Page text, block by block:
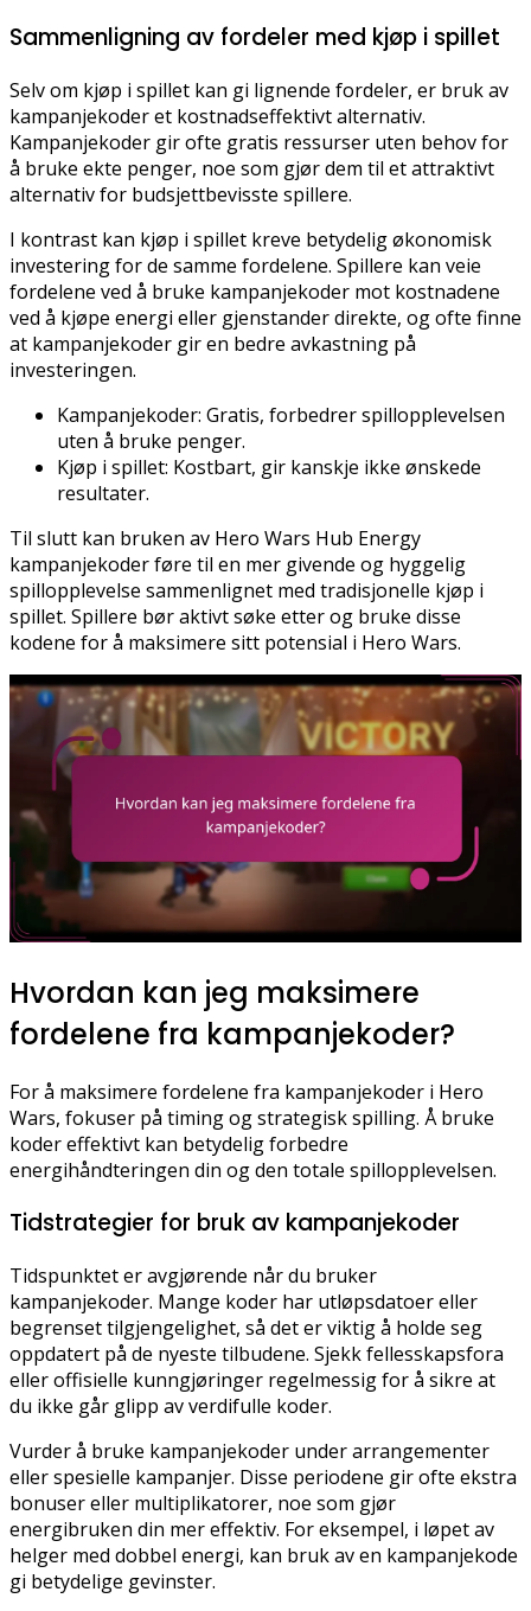
Sammenligning av fordeler med kjøp i spillet
Selv om kjøp i spillet kan gi lignende fordeler, er bruk av
kampanjekoder et kostnadseffektivt alternativ.
Kampanjekoder gir ofte gratis ressurser uten behov for
å bruke ekte penger, noe som gjør dem til et attraktivt
alternativ for budsjettbevisste spillere.
I kontrast kan kjøp i spillet kreve betydelig økonomisk
investering for de samme fordelene. Spillere kan veie
fordelene ved å bruke kampanjekoder mot kostnadene
ved å kjøpe energi eller gjenstander direkte, og ofte finne
at kampanjekoder gir en bedre avkastning på
investeringen.
Kampanjekoder: Gratis, forbedrer spillopplevelsen
uten å bruke penger.
Kjøp i spillet: Kostbart, gir kanskje ikke ønskede
resultater.
Til slutt kan bruken av Hero Wars Hub Energy
kampanjekoder føre til en mer givende og hyggelig
spillopplevelse sammenlignet med tradisjonelle kjøp i
spillet. Spillere bør aktivt søke etter og bruke disse
kodene for å maksimere sitt potensial i Hero Wars.
Hvordan kan jeg maksimere
fordelene fra kampanjekoder?
For å maksimere fordelene fra kampanjekoder i Hero
Wars, fokuser på timing og strategisk spilling. Å bruke
koder effektivt kan betydelig forbedre
energihåndteringen din og den totale spillopplevelsen.
Tidstrategier for bruk av kampanjekoder
Tidspunktet er avgjørende når du bruker
kampanjekoder. Mange koder har utløpsdatoer eller
begrenset tilgjengelighet, så det er viktig å holde seg
oppdatert på de nyeste tilbudene. Sjekk fellesskapsfora
eller offisielle kunngjøringer regelmessig for å sikre at
du ikke går glipp av verdifulle koder.
Vurder å bruke kampanjekoder under arrangementer
eller spesielle kampanjer. Disse periodene gir ofte ekstra
bonuser eller multiplikatorer, noe som gjør
energibruken din mer effektiv. For eksempel, i løpet av
helger med dobbel energi, kan bruk av en kampanjekode
gi betydelige gevinster.